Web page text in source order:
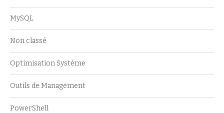
MySQL
Non classé
Optimisation Système
Outils de Management
PowerShell